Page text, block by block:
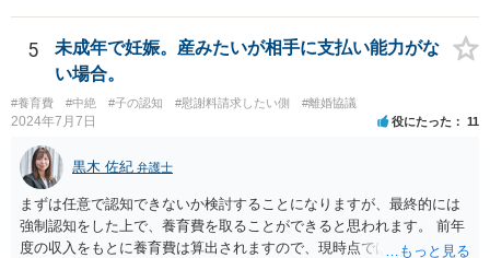
5
未成年で妊娠。産みたいが相手に支払い能力がな
い場合。
#養育費 #中絶 #子の認知 #慰謝料請求したい側 #離婚協議
2024年7月7日 役にたった 11
黒木 佐紀 弁護士
まずは任意で認知できないか検討することになりますが、最終的には
強制認知をした上で、養育費を取ることができると思われます。 前年
度の収入をもとに養育費は算出されますので、現時点では少額しか取